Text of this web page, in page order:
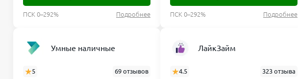
ПСК 0–292% Подробнее ПСК 0–292% Подробнее
Умные наличные
5 69 отзывов
ЛайкЗайм
4.5 323 отзыва